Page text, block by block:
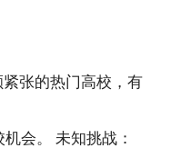
张的热门高校，有
会。 未知挑战：